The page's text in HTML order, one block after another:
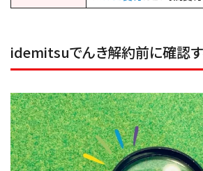
idemitsuでんき解約前に確認す